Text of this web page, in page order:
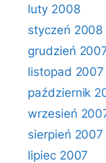
luty 2008
styczeń 2008
grudzień
listopad 2007
październik
wrzesień
sierpień 2007
lipiec 2007